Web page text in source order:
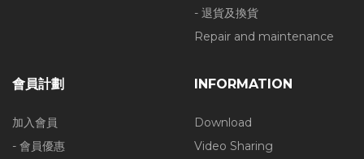
- 退貨及換貨
Repair and maintenance
會員計劃
加入會員
- 會員優惠
INFORMATION
Download
Video Sharing